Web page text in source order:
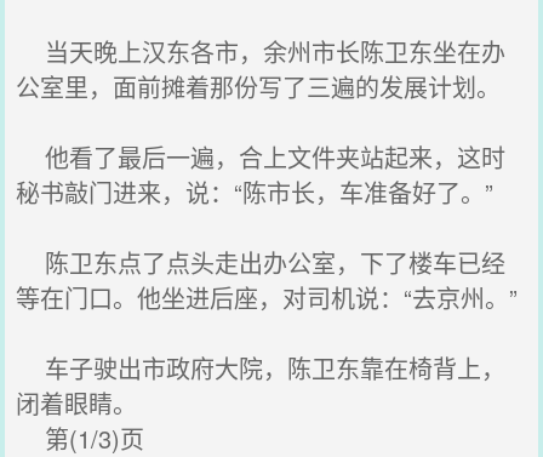
当天晚上汉东各市，余州市长陈卫东坐在办
公室里，面前摊着那份写了三遍的发展计划。
他看了最后一遍，合上文件夹站起来，这时
秘书敲门进来，说：“陈市长，车准备好了。”
陈卫东点了点头走出办公室，下了楼车已经
等在门口。他坐进后座，对司机说：“去京州。”
车子驶出市政府大院，陈卫东靠在椅背上，
闭着眼睛。
第(1/3)页